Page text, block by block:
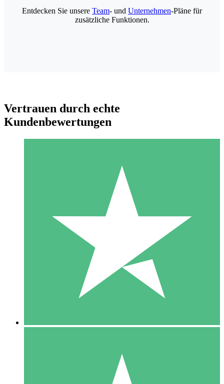
Individuelle Credit-Pakete
Zahlen Sie nach Bedarf mit Download-Credits. Keine
monatliche Verpflichtung erforderlich.
10 00
10 Downloads
20 00
Entdecken Sie unsere Team- und Unternehmen-Pläne für
zusätzliche Funktionen.
Vertrauen durch echte
Kundenbewertungen